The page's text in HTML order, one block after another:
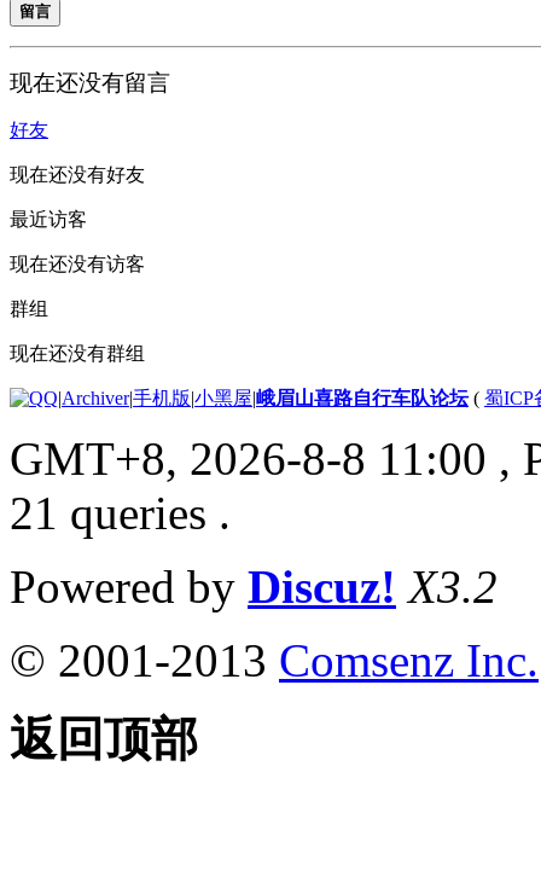
留言
现在还没有留言
好友
现在还没有好友
最近访客
现在还没有访客
群组
现在还没有群组
|Archiver|手机版|小黑屋|峨眉山喜路自行车队论坛( 蜀ICP
GMT+8, 2026-8-8 11:00 ,
21 queries .
Powered by Discuz! X3.2
© 2001-2013 Comsenz Inc.
返回顶部